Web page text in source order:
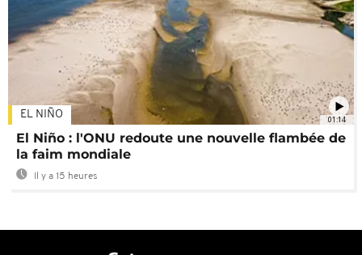
01:14
EL NIÑO
El Niño : l'ONU redoute une nouvelle flambée de
la faim mondiale
Il y a 15 heures